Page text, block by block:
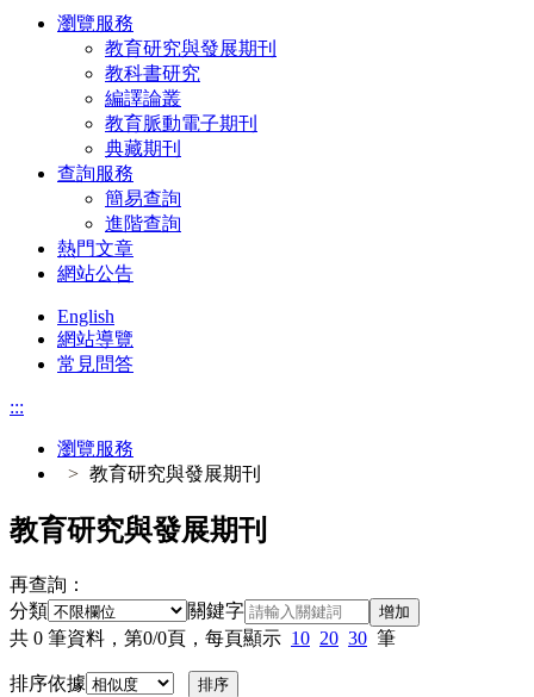
瀏覽服務
教育研究與發展期刊
教科書研究
編譯論叢
教育脈動電子期刊
典藏期刊
查詢服務
簡易查詢
進階查詢
熱門文章
網站公告
English
網站導覽
常見問答
:::
瀏覽服務
教育研究與發展期刊
教育研究與發展期刊
再查詢：
分類
關鍵字 增加
共 0 筆資料，第0/0頁，每頁顯示 10 20 30 筆
排序依據